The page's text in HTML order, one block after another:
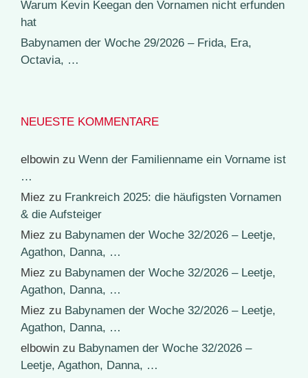
Warum Kevin Keegan den Vornamen nicht erfunden
hat
Babynamen der Woche 29/2026 – Frida, Era,
Octavia, …
NEUESTE KOMMENTARE
elbowin zu Wenn der Familienname ein Vorname ist
…
Miez zu Frankreich 2025: die häufigsten Vornamen
& die Aufsteiger
Miez zu Babynamen der Woche 32/2026 – Leetje,
Agathon, Danna, …
Miez zu Babynamen der Woche 32/2026 – Leetje,
Agathon, Danna, …
Miez zu Babynamen der Woche 32/2026 – Leetje,
Agathon, Danna, …
elbowin zu Babynamen der Woche 32/2026 –
Leetje, Agathon, Danna, …